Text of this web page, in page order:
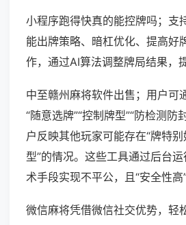
小程序跑得快真的能控牌吗；支
能出牌策略、暗杠优化、提高好
作，通过AI算法调整牌局结果，
中至赣州麻将软件出售；用户可
“随意选牌”“控制牌型”“防检测防
户反映其他玩家可能存在“牌特别
型”的情况。这些工具通过后台
术手段实现不平公，且“安全性高
微信麻将凭借微信社交优势，轻